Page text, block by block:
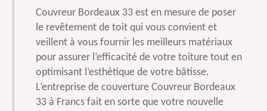
Couvreur Bordeaux 33 est en mesure de poser
le revêtement de toit qui vous convient et
veillent à vous fournir les meilleurs matériaux
pour assurer l’efficacité de votre toiture tout en
optimisant l’esthétique de votre bâtisse.
L’entreprise de couverture Couvreur Bordeaux
33 à Francs fait en sorte que votre nouvelle